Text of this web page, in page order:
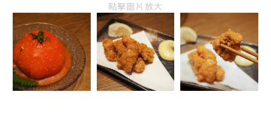
點擊圖片放大